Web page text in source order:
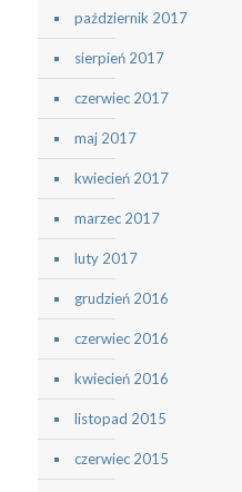
październik 2017
sierpień 2017
czerwiec 2017
maj 2017
kwiecień 2017
marzec 2017
luty 2017
grudzień 2016
czerwiec 2016
kwiecień 2016
listopad 2015
czerwiec 2015